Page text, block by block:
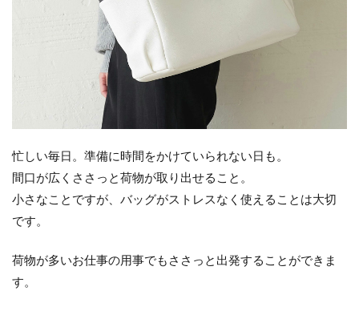
忙しい毎日。準備に時間をかけていられない日も。
間口が広くささっと荷物が取り出せること。
小さなことですが、バッグがストレスなく使えることは大切
です。
荷物が多いお仕事の用事でもささっと出発することができま
す。